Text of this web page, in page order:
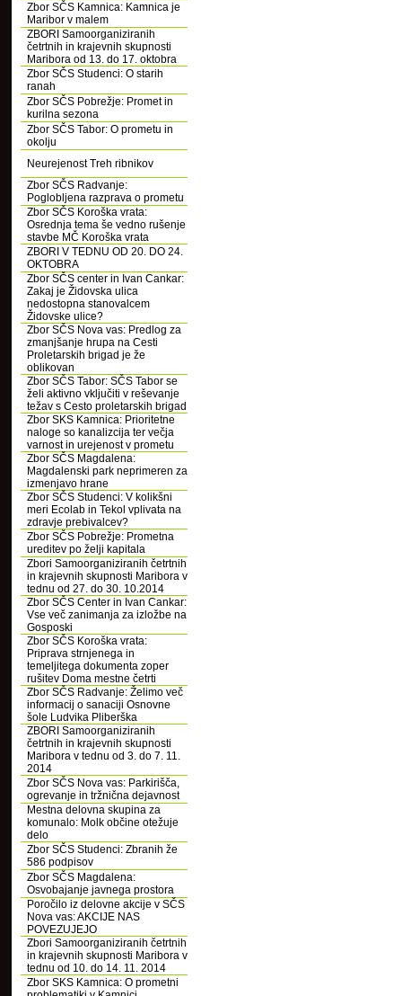
Zbor SČS Kamnica: Kamnica je
Maribor v malem
ZBORI Samoorganiziranih
četrtnih in krajevnih skupnosti
Maribora od 13. do 17. oktobra
Zbor SČS Studenci: O starih
ranah
Zbor SČS Pobrežje: Promet in
kurilna sezona
Zbor SČS Tabor: O prometu in
okolju
Neurejenost Treh ribnikov
Zbor SČS Radvanje:
Poglobljena razprava o prometu
Zbor SČS Koroška vrata:
Osrednja tema še vedno rušenje
stavbe MČ Koroška vrata
ZBORI V TEDNU OD 20. DO 24.
OKTOBRA
Zbor SČS center in Ivan Cankar:
Zakaj je Židovska ulica
nedostopna stanovalcem
Židovske ulice?
Zbor SČS Nova vas: Predlog za
zmanjšanje hrupa na Cesti
Proletarskih brigad je že
oblikovan
Zbor SČS Tabor: SČS Tabor se
želi aktivno vključiti v reševanje
težav s Cesto proletarskih brigad
Zbor SKS Kamnica: Prioritetne
naloge so kanalizcija ter večja
varnost in urejenost v prometu
Zbor SČS Magdalena:
Magdalenski park neprimeren za
izmenjavo hrane
Zbor SČS Studenci: V kolikšni
meri Ecolab in Tekol vplivata na
zdravje prebivalcev?
Zbor SČS Pobrežje: Prometna
ureditev po želji kapitala
Zbori Samoorganiziranih četrtnih
in krajevnih skupnosti Maribora v
tednu od 27. do 30. 10.2014
Zbor SČS Center in Ivan Cankar:
Vse več zanimanja za izložbe na
Gosposki
Zbor SČS Koroška vrata:
Priprava strnjenega in
temeljitega dokumenta zoper
rušitev Doma mestne četrti
Zbor SČS Radvanje: Želimo več
informacij o sanaciji Osnovne
šole Ludvika Pliberška
ZBORI Samoorganiziranih
četrtnih in krajevnih skupnosti
Maribora v tednu od 3. do 7. 11.
2014
Zbor SČS Nova vas: Parkirišča,
ogrevanje in tržnična dejavnost
Mestna delovna skupina za
komunalo: Molk občine otežuje
delo
Zbor SČS Studenci: Zbranih že
586 podpisov
Zbor SČS Magdalena:
Osvobajanje javnega prostora
Poročilo iz delovne akcije v SČS
Nova vas: AKCIJE NAS
POVEZUJEJO
Zbori Samoorganiziranih četrtnih
in krajevnih skupnosti Maribora v
tednu od 10. do 14. 11. 2014
Zbor SKS Kamnica: O prometni